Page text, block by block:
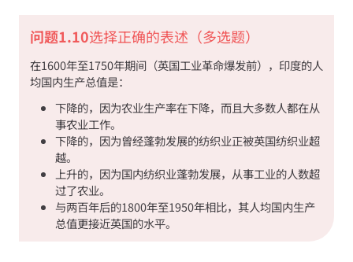
问题1.10选择正确的表述（多选题）
在1600年至1750年期间（英国工业革命爆发前），印度的人
均国内生产总值是：
下降的，因为农业生产率在下降，而且大多数人都在从
事农业工作。
下降的，因为曾经蓬勃发展的纺织业正被英国纺织业超
越。
上升的，因为国内纺织业蓬勃发展，从事工业的人数超
过了农业。
与两百年后的1800年至1950年相比，其人均国内生产
总值更接近英国的水平。